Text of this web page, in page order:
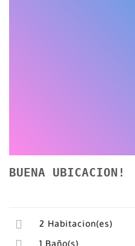
BUENA UBICACION!
2 Habitacion(es)
1 Baño(s)